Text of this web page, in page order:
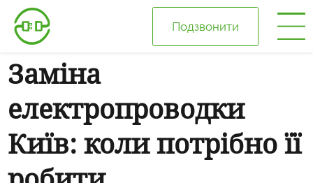
Подзвонити
Про нас
Ціни
Заміна
електропроводки
Київ: коли потрібно її